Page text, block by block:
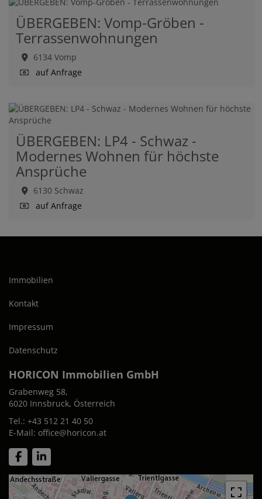
ÜBERGEBEN: Vomp-Gröben -
Terrassenwohnungen
6134 Vomp
auf Anfrage
ÜBERGEBEN: LP4 - Schwaz -
Modernes Wohnen für höchste
Ansprüche
6130 Schwaz
auf Anfrage
Immobilien
Kontakt
Impressum
Datenschutz
HORICON Immobilien GmbH
Grabenweg 58,
6020 Innsbruck, Österreich
Tel.: +43 512 21 40 50
E-Mail: office@horicon.at